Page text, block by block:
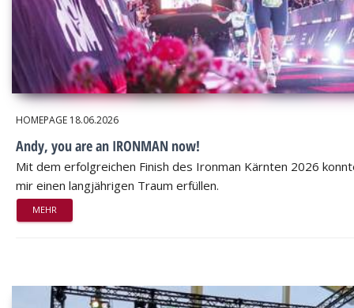
HOMEPAGE 18.06.2026
Andy, you are an IRONMAN now!
Mit dem erfolgreichen Finish des Ironman Kärnten 2026
mir einen langjährigen Traum erfüllen.
MEHR